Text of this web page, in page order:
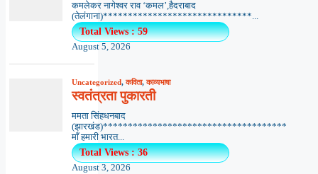
कमलेकर नागेश्वर राव ‘कमल’,हैदराबाद
(तेलंगाना)******************************...
Total Views : 59
August 5, 2026
Uncategorized,कविता,काव्यभाषा
स्वतंत्रता पुकारती
ममता सिंहधनबाद
(झारखंड)*************************************
माँ हमारी भारत...
Total Views : 36
August 3, 2026